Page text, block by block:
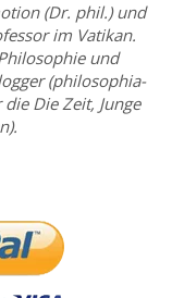
(Dr. phil.) und
im Vatikan.
und
(philosophia-
Die Zeit, Junge